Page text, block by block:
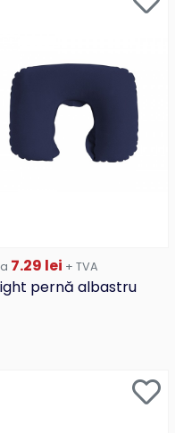
7.29 lei + TVA
pernă albastru